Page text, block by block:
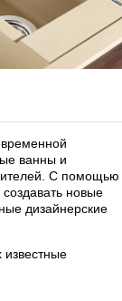
ванны и
С помощью
новые
дизайнерские